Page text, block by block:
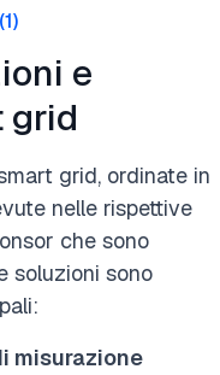
(1)
e
grid
grid, ordinate in
nelle rispettive
che sono
soluzioni sono
misurazione